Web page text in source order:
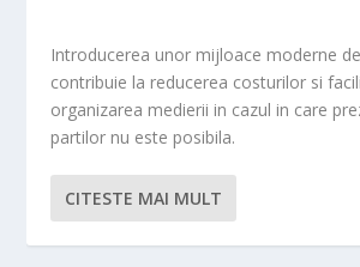
Introducerea unor mijloace moderne
contribuie la reducerea costurilor si
organizarea medierii in cazul in care
partilor nu este posibila.
CITESTE MAI MULT